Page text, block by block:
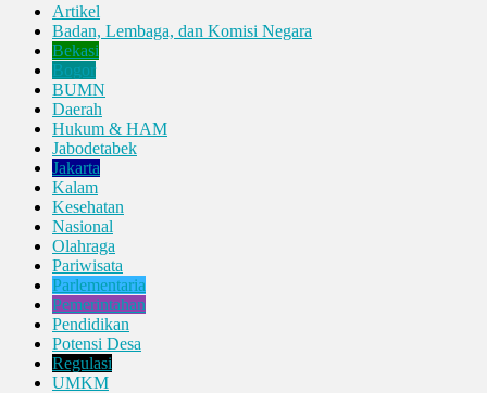
Artikel
Badan, Lembaga, dan Komisi Negara
Bekasi
Bogor
BUMN
Daerah
Hukum & HAM
Jabodetabek
Jakarta
Kalam
Kesehatan
Nasional
Olahraga
Pariwisata
Parlementaria
Pemerintahan
Pendidikan
Potensi Desa
Regulasi
UMKM